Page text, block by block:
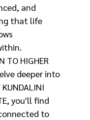
and
that life
TO HIGHER
deeper into
you'll find
to